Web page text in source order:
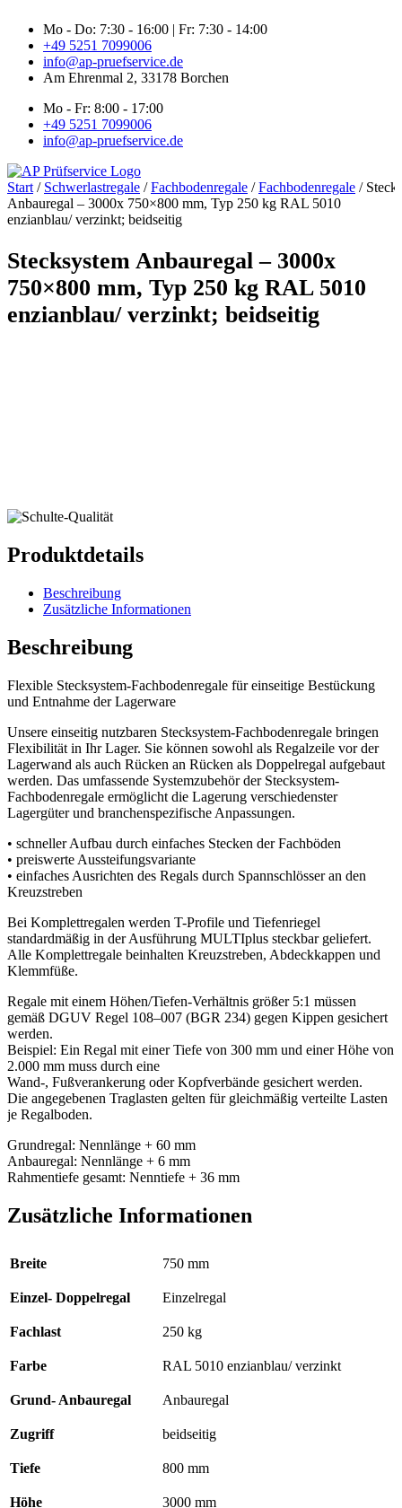
Inhalt
springen
Mo - Do: 7:30 - 16:00 | Fr: 7:30 - 14:00
+49 5251 7099006
info@ap-pruefservice.de
Am Ehrenmal 2, 33178 Borchen
Mo - Fr: 8:00 - 17:00
+49 5251 7099006
info@ap-pruefservice.de
Start / Schwerlastregale /Fachbodenregale /Fachbodenregale /
Anbauregal – 3000x 750×800 mm, Typ 250 kg RAL 5010
enzianblau/ verzinkt; beidseitig
Stecksystem Anbauregal – 3000x
750×800 mm, Typ 250 kg RAL 5010
enzianblau/ verzinkt; beidseitig
Produktdetails
Beschreibung
Zusätzliche Informationen
Beschreibung
Flexible Stecksystem-Fachbodenregale für einseitige Bestückung
und Entnahme der Lagerware
Unsere einseitig nutzbaren Stecksystem-Fachbodenregale bringen
Flexibilität in Ihr Lager. Sie können sowohl als Regalzeile vor der
Lagerwand als auch Rücken an Rücken als Doppelregal aufgebaut
werden. Das umfassende Systemzubehör der Stecksystem-
Fachbodenregale ermöglicht die Lagerung verschiedenster
Lagergüter und branchenspezifische Anpassungen.
• schneller Aufbau durch einfaches Stecken der Fachböden
• preiswerte Aussteifungsvariante
• einfaches Ausrichten des Regals durch Spannschlösser an den
Kreuzstreben
Bei Komplettregalen werden T-Profile und Tiefenriegel
standardmäßig in der Ausführung MULTIplus steckbar geliefert.
Alle Komplettregale beinhalten Kreuzstreben, Abdeckkappen und
Klemmfüße.
Regale mit einem Höhen/Tiefen-Verhältnis größer 5:1 müssen
gemäß DGUV Regel 108–007 (BGR 234) gegen Kippen gesichert
werden.
Beispiel: Ein Regal mit einer Tiefe von 300 mm und einer Höhe von
2.000 mm muss durch eine
Wand-, Fußverankerung oder Kopfverbände gesichert werden.
Die angegebenen Traglasten gelten für gleichmäßig verteilte Lasten
je Regalboden.
Grundregal: Nennlänge + 60 mm
Anbauregal: Nennlänge + 6 mm
Rahmentiefe gesamt: Nenntiefe + 36 mm
Zusätzliche Informationen
Breite 750 mm
Einzel- Doppelregal Einzelregal
Fachlast 250 kg
Farbe RAL 5010 enzianblau/ verzinkt
Grund- Anbauregal Anbauregal
Zugriff beidseitig
Tiefe 800 mm
Höhe 3000 mm